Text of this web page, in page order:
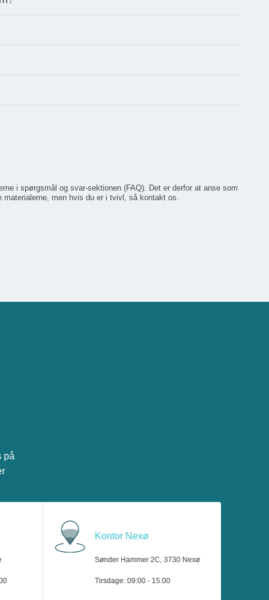
i spørgsmål og svar-sektionen (FAQ). Det er derfor at anse som
men hvis du er i tvivl, så kontakt os.
på
Kontor Nexø
Sønder Hammer 2C, 3730 Nexø
Tirsdage: 09:00 - 15.00